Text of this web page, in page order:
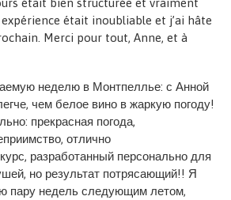
était inoubliable et j’ai hâte
Merci pour tout, Anne, et à
неделю в Монтпеллье: с Анной
чем белое вино в жаркую погоду!
прекрасная погода,
отлично
разработанный персонально для
но результат потрясающий!! Я
пару недель следующим летом,